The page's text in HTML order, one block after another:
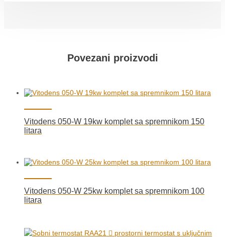
Povezani proizvodi
Vitodens 050-W 19kw komplet sa spremnikom 150
litara
Vitodens 050-W 25kw komplet sa spremnikom 100
litara